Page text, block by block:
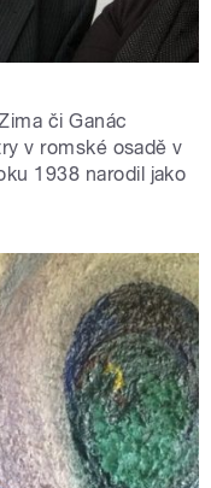
či Ganác
v romské osadě v
1938 narodil jako